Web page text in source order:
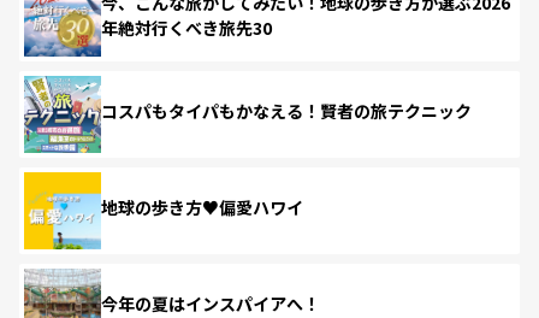
年絶対行くべき旅先30
コスパもタイパもかなえる！賢者の旅テクニック
地球の歩き方♥偏愛ハワイ
今年の夏はインスパイアへ！